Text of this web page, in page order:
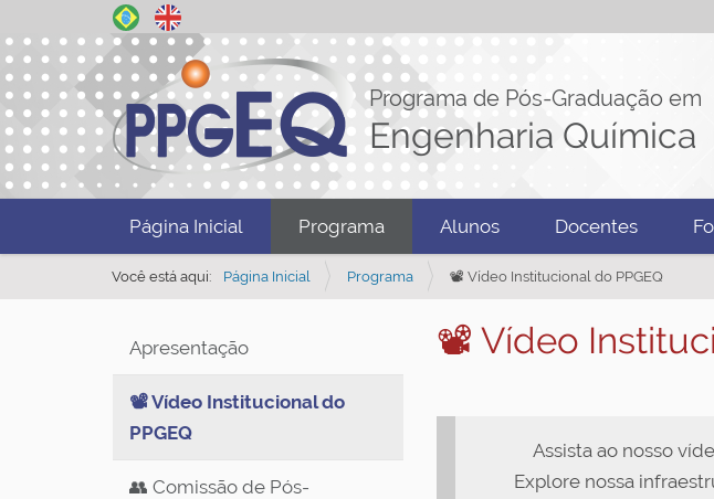
Programa de Pós-Graduação em
Engenharia Química
Página Inicial Programa Alunos Docentes
Você está aqui: Página Inicial Programa 📽️ Vídeo Institucional do PPGEQ
Apresentação
📽️ Vídeo Institucional do
PPGEQ
👥 Comissão de Pós-
📽️ Vídeo
Assista ao nosso
Explore nossa